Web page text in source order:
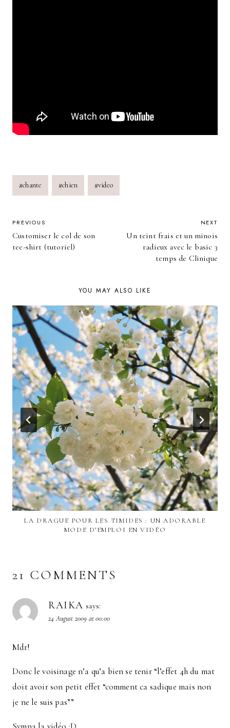
Post
Tags:
#chante #chien #video
POST
NAVIGATION
PREVIOUS
Customiser le col de son
tee-shirt (tutoriel)
NEXT
Un teint frais et un minois
radieux avec le basic 3
temps de Clinique
YOU MAY ALSO LIKE
LA DRAGUE POUR LES TIMIDES : UN ADORABLE
MODE D’EMPLOI EN VIDÉO
21 COMMENTS
RAIKA says:
24 August 2009 at 00:00
Mdr!
Donc le voisinage n’a qu’a bien se tenir “l’effet 4h du mat
doit avoir son petit effet “comment ca sadique mais non
je ne le suis pas””